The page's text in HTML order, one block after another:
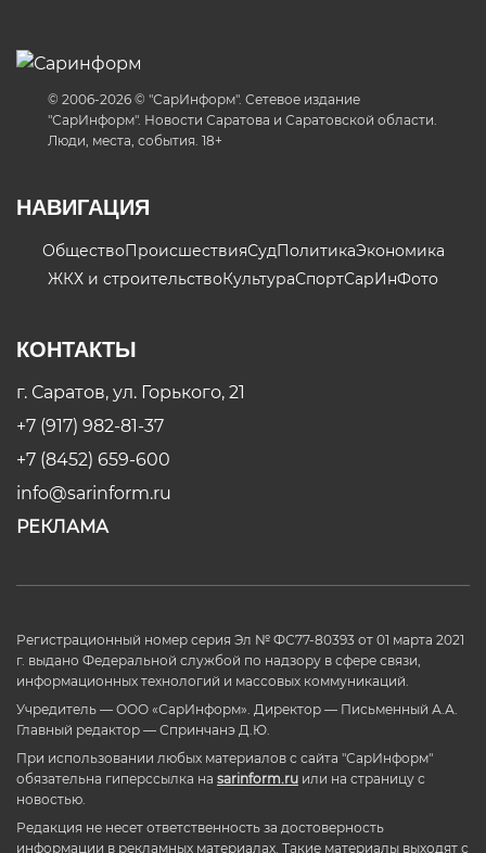
© 2006-2026 © "СарИнформ". Сетевое издание
"СарИнформ". Новости Саратова и Саратовской области.
Люди, места, события. 18+
НАВИГАЦИЯ
ОбществоПроисшествияСудПолитикаЭкономика
ЖКХ и строительствоКультураСпортСарИнФото
КОНТАКТЫ
г. Саратов, ул. Горького, 21
+7 (917) 982-81-37
+7 (8452) 659-600
info@sarinform.ru
РЕКЛАМА
Регистрационный номер серия Эл № ФС77-80393 от 01 марта 2021
г. выдано Федеральной службой по надзору в сфере связи,
информационных технологий и массовых коммуникаций.
Учредитель — ООО «СарИнформ». Директор — Письменный А.А.
Главный редактор — Спринчанэ Д.Ю.
При использовании любых материалов с сайта "СарИнформ"
обязательна гиперссылка на sarinform.ru или на страницу с
новостью.
Редакция не несет ответственность за достоверность
информации в рекламных материалах. Такие материалы выходят с